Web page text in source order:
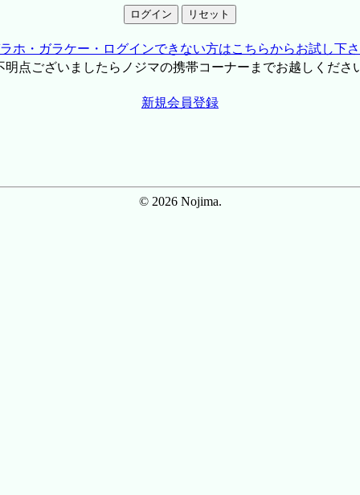
ホ・ガラケー・ログインできない方はこちらからお試し下
点ございましたらノジマの携帯コーナーまでお越しくださ
新規会員登録
© 2026 Nojima.